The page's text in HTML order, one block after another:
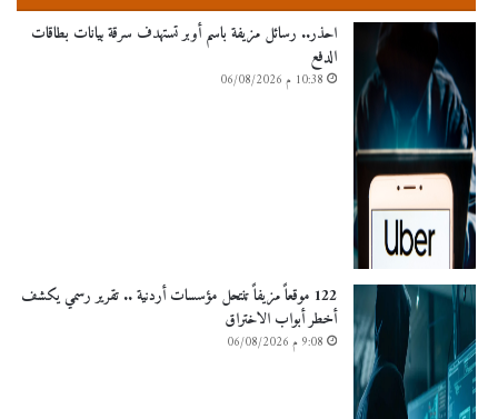
احذر.. رسائل مزيفة باسم أوبر تستهدف سرقة بيانات بطاقات
الدفع
10:38 م 06/08/2026
122 موقعاً مزيفاً تنتحل مؤسسات أردنية .. تقرير رسمي يكشف
أخطر أبواب الاختراق
9:08 م 06/08/2026